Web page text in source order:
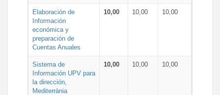
Elaboración de
Información
económica y
preparación de
Cuentas Anuales
10,00 10,00 10,00
Sistema de
Información UPV para
la dirección,
Mediterrània
10,00 10,00 10,00